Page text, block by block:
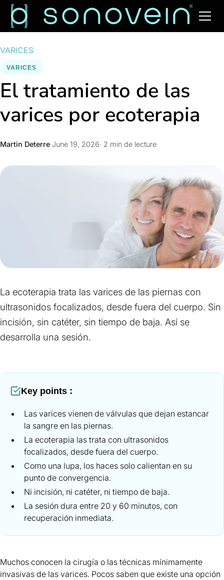
VARICES
VARICES
El tratamiento de las
varices por ecoterapia
Martin Deterre·June 19, 2026· 2 min de lecture
La ecoterapia trata las varices de las piernas con
ultrasonidos focalizados, desde fuera del cuerpo. Sin
incisión, sin catéter, sin tiempo de baja. Así se
desarrolla una sesión.
Key points :
Las varices vienen de válvulas que dejan estancar
la sangre en las piernas.
La ecoterapia las trata con ultrasonidos
focalizados, desde fuera del cuerpo.
Como una lupa, los haces solo calientan en su
punto de convergencia.
Ni incisión, ni catéter, ni tiempo de baja.
La sesión dura entre 20 y 60 minutos, con
recuperación inmediata.
Muchos conocen la cirugía o las técnicas mínimamente
invasivas de las varices. Pocos saben que existe una opción